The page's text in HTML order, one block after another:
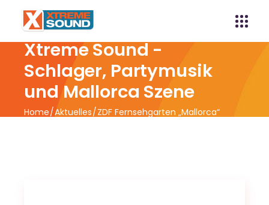
Xtreme Sound -
Schlager, Partymusik
und Mallorca Szene
Home Aktuelles ZDF Fernsehgarten „Mallorca“